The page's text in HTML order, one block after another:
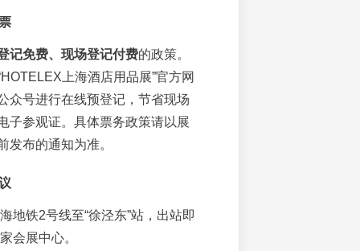
记免费、现场登记付费的政策。
上海酒店用品展”官方网
众号进行在线预登记，节省现场
子参观证。具体票务政策请以展
发布的通知为准。
地铁2号线至“徐泾东”站，出站即
会展中心。